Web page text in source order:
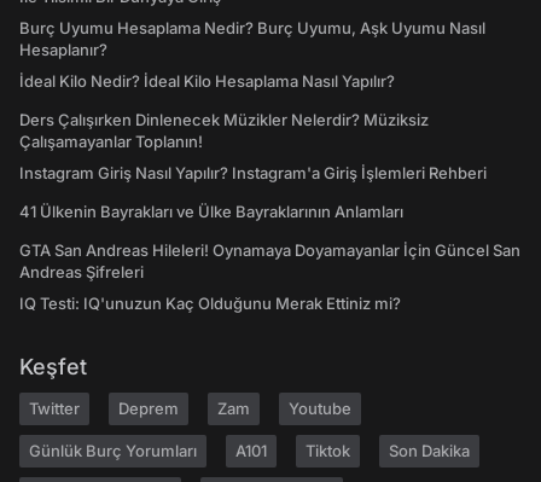
Burç Uyumu Hesaplama Nedir? Burç Uyumu, Aşk Uyumu Nasıl
Hesaplanır?
İdeal Kilo Nedir? İdeal Kilo Hesaplama Nasıl Yapılır?
Ders Çalışırken Dinlenecek Müzikler Nelerdir? Müziksiz
Çalışamayanlar Toplanın!
Instagram Giriş Nasıl Yapılır? Instagram'a Giriş İşlemleri Rehberi
41 Ülkenin Bayrakları ve Ülke Bayraklarının Anlamları
GTA San Andreas Hileleri! Oynamaya Doyamayanlar İçin Güncel San
Andreas Şifreleri
IQ Testi: IQ'unuzun Kaç Olduğunu Merak Ettiniz mi?
Keşfet
Twitter Deprem Zam Youtube
Günlük Burç Yorumları A101 Tiktok Son Dakika